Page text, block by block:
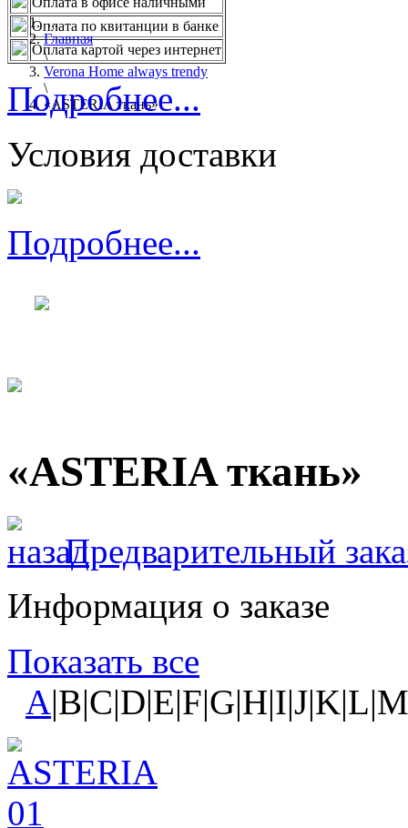
...
Главная
\
Verona Home always trendy
\
«ASTERIA ткань»
Оплата по квитанции в банке
Оплата картой через интернет
Подробнее...
Условия доставки
Подробнее...
«ASTERIA ткань»
Предварительный
Информация о заказе
Показать все
A